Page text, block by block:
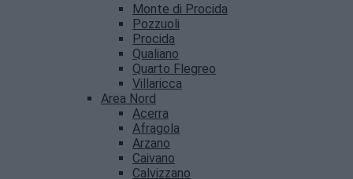
Monte di Procida
Pozzuoli
Procida
Qualiano
Quarto Flegreo
Villaricca
Area Nord
Acerra
Afragola
Arzano
Caivano
Calvizzano